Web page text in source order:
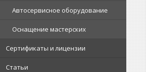
Автосервисное оборудование
Оснащение мастерских
Сертификаты и лицензии
Статьи